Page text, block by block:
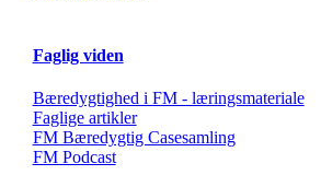
Faglig viden
Bæredygtighed i FM - læringsmateriale
Faglige artikler
FM Bæredygtig Casesamling
FM Podcast